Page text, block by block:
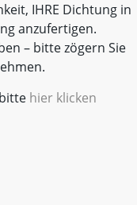
IHRE Dichtung in
anzufertigen.
– bitte zögern Sie
hier klicken